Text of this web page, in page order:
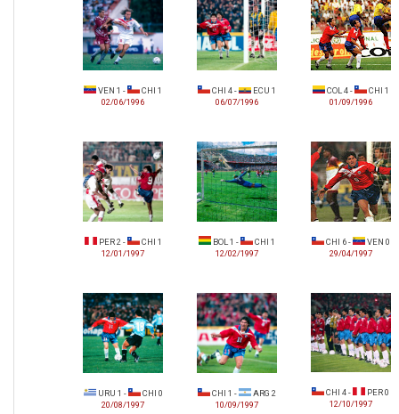
VEN 1 -
CHI 1
02/06/1996
CHI 4 -
ECU 1
06/07/1996
COL 4 -
CHI 1
01/09/1996
PER 2 -
CHI 1
12/01/1997
BOL 1 -
CHI 1
12/02/1997
CHI 6 -
VEN 0
29/04/1997
URU 1 -
CHI 0
20/08/1997
CHI 1 -
ARG 2
10/09/1997
CHI 4 -
PER 0
12/10/1997